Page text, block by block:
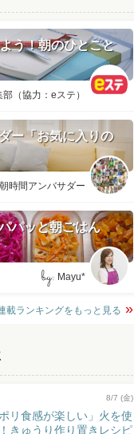
う！朝のひとこと
部（協力：eステ）
ー「お気に入りの
朝時間アンバサダー
パッと朝ごはん
by: Mayu*
載ランキングをもっと見る
8/7 (金)
ポリ食感が楽しい」火を使
きゅうり作り置きレシピ